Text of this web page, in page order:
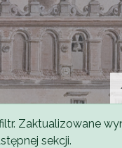
Zaktualizowane
sekcji.